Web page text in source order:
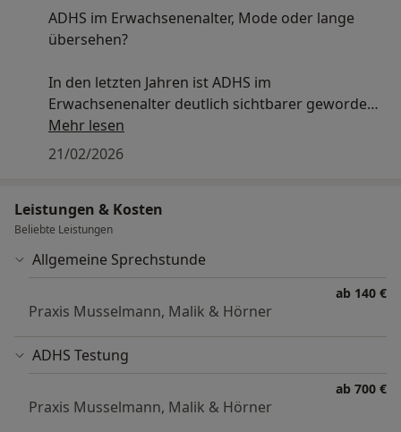
ADHS im Erwachsenenalter, Mode oder lange
übersehen?
In den letzten Jahren ist ADHS im
Erwachsenenalter deutlich sichtbarer geworden.
Erfahrungsberichte in sozialen Medien führen
teilweise zu der Frage, ob es sich um eine Mode-
Wissenschaftlich spricht jedoch vieles für eine
langjährige Untererkennung. Internationale
Studien gehen bei Erwachsenen von einer
Prävalenz von etwa zwei bis drei Prozent aus. In
Versorgungsdaten werden deutlich niedrigere
Diagnoseraten dokumentiert. Dies deutet darauf
hin, dass ein Teil der Betroffenen bislang nicht
erfasst wird.
Wichtig ist die differenzierte Einordnung.
Mehr lesen
21/02/2026
Leistungen & Kosten
Beliebte Leistungen
Allgemeine Sprechstunde
ab 140 €
Praxis Musselmann, Malik & Hörner
ADHS Testung
ab 700 €
Praxis Musselmann, Malik & Hörner